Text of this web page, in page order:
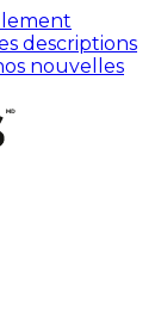
descriptions
nouvelles